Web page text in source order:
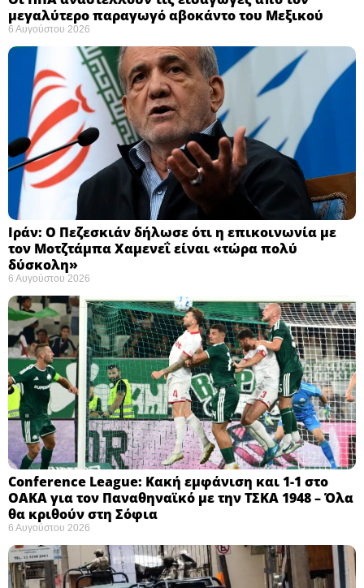
μεγαλύτερο παραγωγό αβοκάντο του Μεξικού ​
6 Αυγούστου 2026
Ιράν: Ο Πεζεσκιάν δήλωσε ότι η επικοινωνία με
τον Μοτζτάμπα Χαμενεΐ είναι «τώρα πολύ
δύσκολη» ​
6 Αυγούστου 2026
Conference League: Κακή εμφάνιση και 1-1 στο
ΟΑΚΑ για τον Παναθηναϊκό με την ΤΣΚΑ 1948 – Όλα
θα κριθούν στη Σόφια ​
6 Αυγούστου 2026